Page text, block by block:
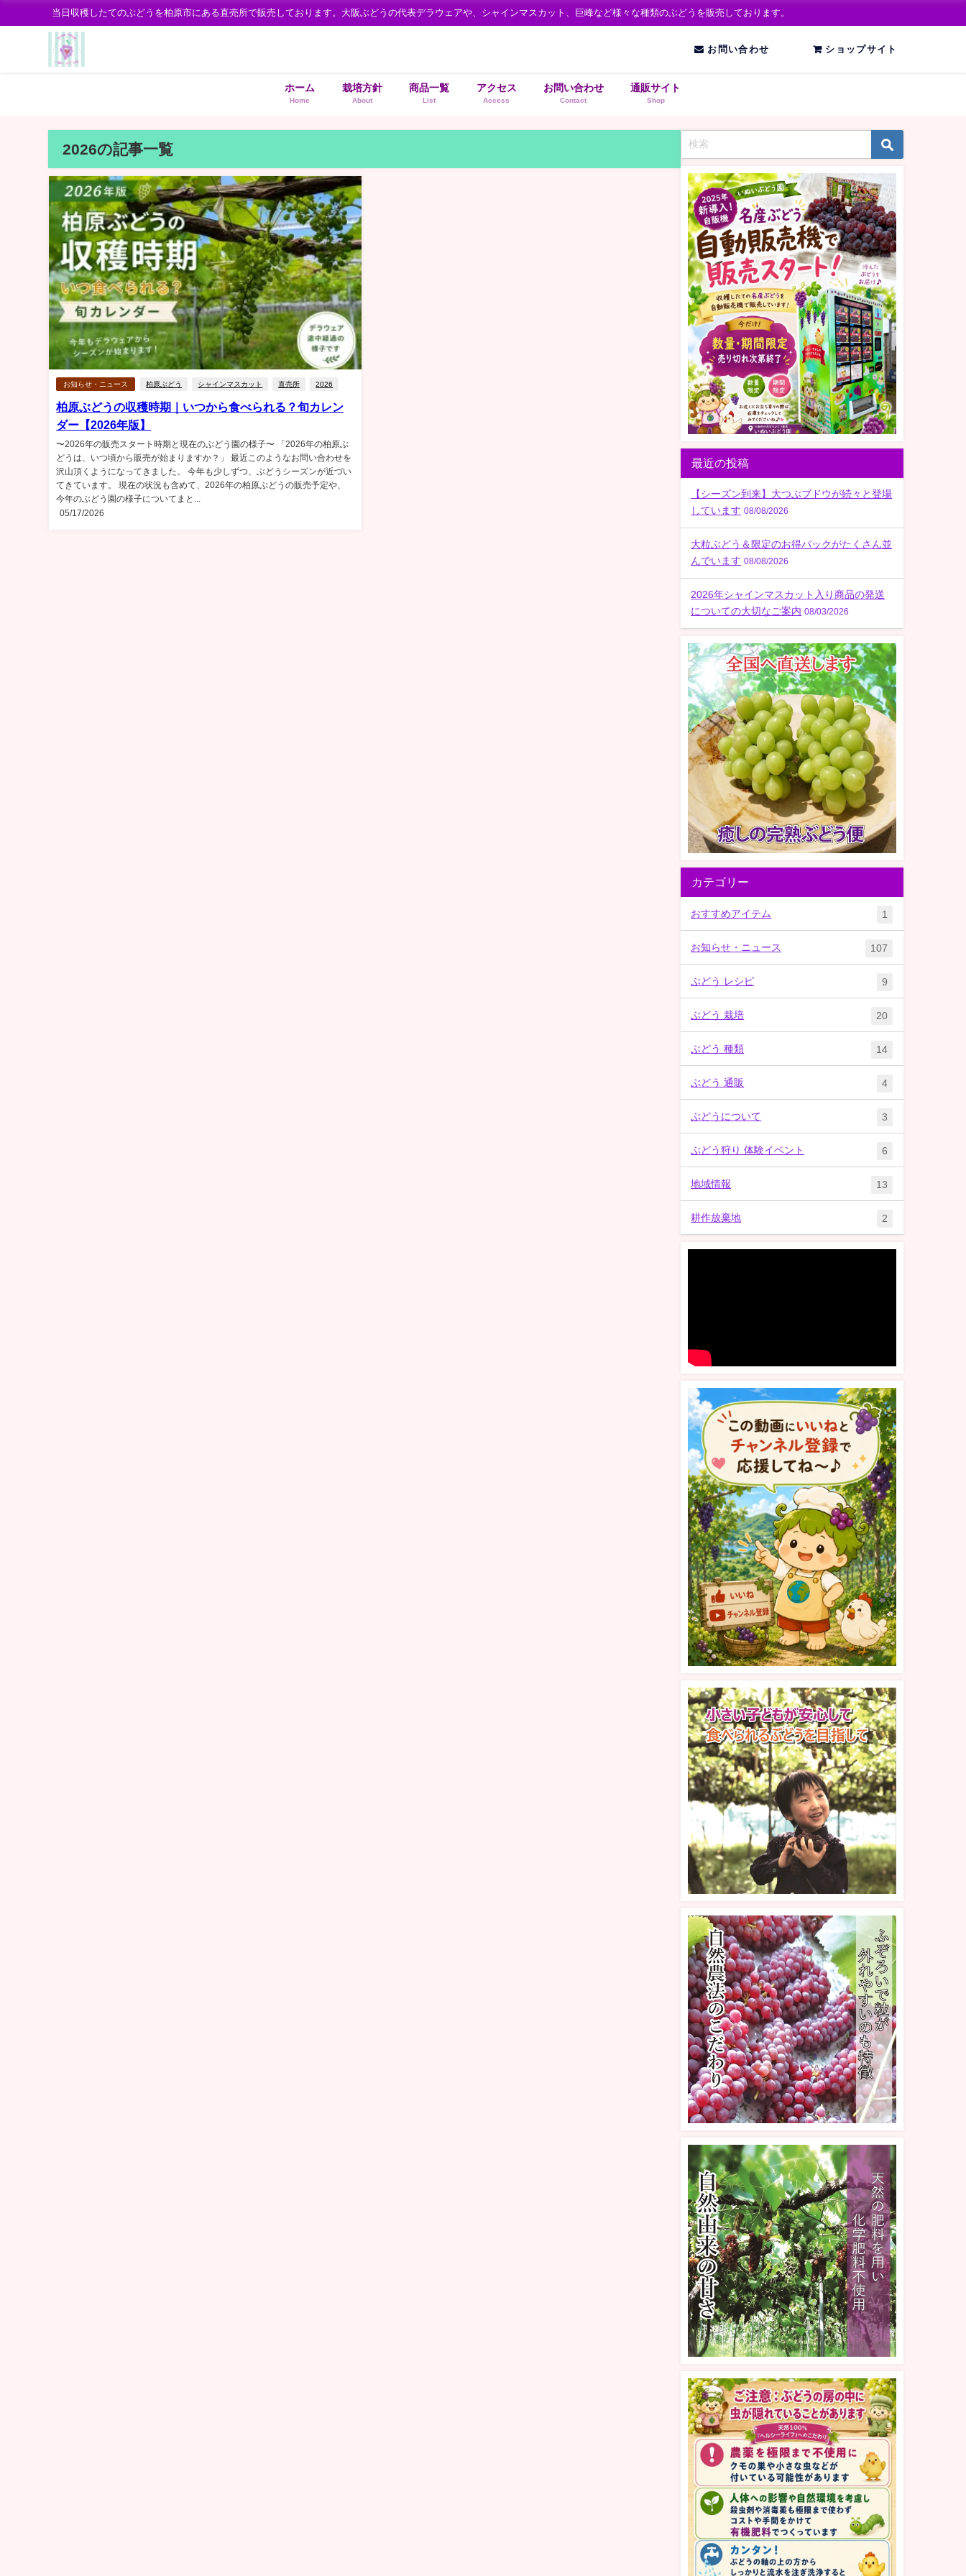
当日収穫したてのぶどうを柏原市にある直売所で販売しております。大阪ぶどうの代表デラウェアや、シャインマスカット、巨峰など様々な種類のぶどうを販売しております。
お問い合わせ ショップサイト
ホーム
Home
栽培方針
About
商品一覧
List
アクセス
Access
お問い合わせ
Contact
通販サイト
Shop
2026の記事一覧
お知らせ・ニュース 柏原ぶどう シャインマスカット 直売所 2026
柏原ぶどうの収穫時期｜いつから食べられる？旬カレン
ダー【2026年版】
〜2026年の販売スタート時期と現在のぶどう園の様子〜 「2026年の柏原ぶ
どうは、いつ頃から販売が始まりますか？」 最近このようなお問い合わせを
沢山頂くようになってきました。 今年も少しずつ、ぶどうシーズンが近づい
てきています。 現在の状況も含めて、2026年の柏原ぶどうの販売予定や、
今年のぶどう園の様子についてまと...
05/17/2026
最近の投稿
【シーズン到来】大つぶブドウが続々と登場
しています 08/08/2026
大粒ぶどう＆限定のお得パックがたくさん並
んでいます 08/08/2026
2026年シャインマスカット入り商品の発送
についての大切なご案内 08/03/2026
カテゴリー
おすすめアイテム 1
お知らせ・ニュース 107
ぶどう レシピ 9
ぶどう 栽培 20
ぶどう 種類 14
ぶどう 通販 4
ぶどうについて 3
ぶどう狩り 体験イベント 6
地域情報 13
耕作放棄地 2